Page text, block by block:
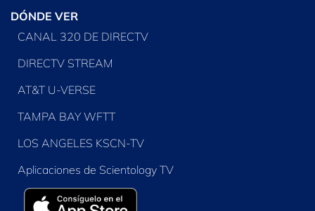
DÓNDE VER
CANAL 320 DE DIRECTV
DIRECTV STREAM
AT&T U-VERSE
TAMPA BAY WFTT
LOS ANGELES KSCN-TV
Aplicaciones de Scientology TV